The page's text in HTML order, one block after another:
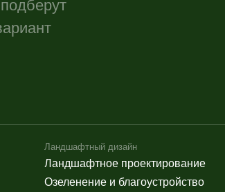
Обработка от клещей
Уничтожение муравьев
Обработка от ос, пчел, шершней
Декоративные и исскуственные водоемы
Стилевые сады